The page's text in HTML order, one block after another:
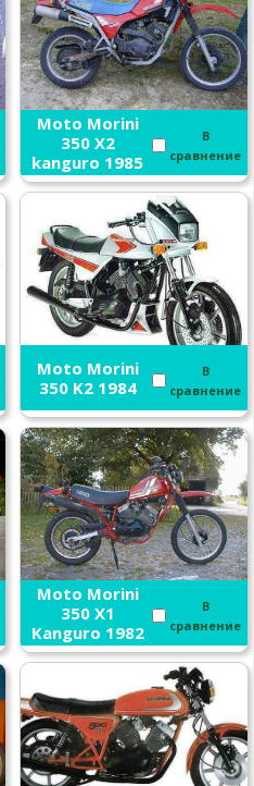
Moto Morini
350 X2
kanguro 1985
В
сравнение
Moto Morini
350 K2 1984
В
сравнение
Moto Morini
350 X1
Kanguro 1982
В
сравнение